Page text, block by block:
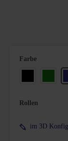
Farbeauswählen
SchwarzGrün
Rollen
im 3D